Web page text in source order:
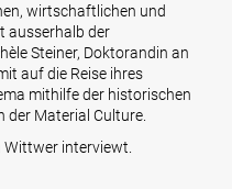
wirtschaftlichen und
ausserhalb der
Steiner, Doktorandin an
auf die Reise ihres
mithilfe der historischen
der Material Culture.
Wittwer interviewt.